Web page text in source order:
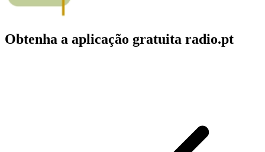
Obtenha a aplicação gratuita radio.pt